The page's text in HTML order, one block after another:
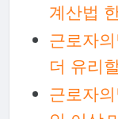
계산법
근로자
더 유리
근로자